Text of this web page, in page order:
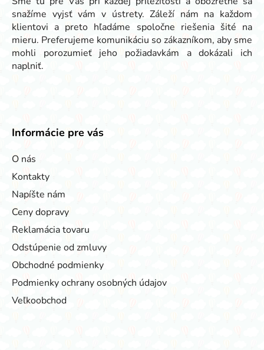
snažíme vyjsť vám v ústrety. Záleží nám na každom
klientovi a preto hľadáme spoločne riešenia šité na
mieru. Preferujeme komunikáciu so zákazníkom, aby sme
mohli porozumieť jeho požiadavkám a dokázali ich
naplniť.
Informácie pre vás
O nás
Kontakty
Napíšte nám
Ceny dopravy
Reklamácia tovaru
Odstúpenie od zmluvy
Obchodné podmienky
Podmienky ochrany osobných údajov
Veľkoobchod